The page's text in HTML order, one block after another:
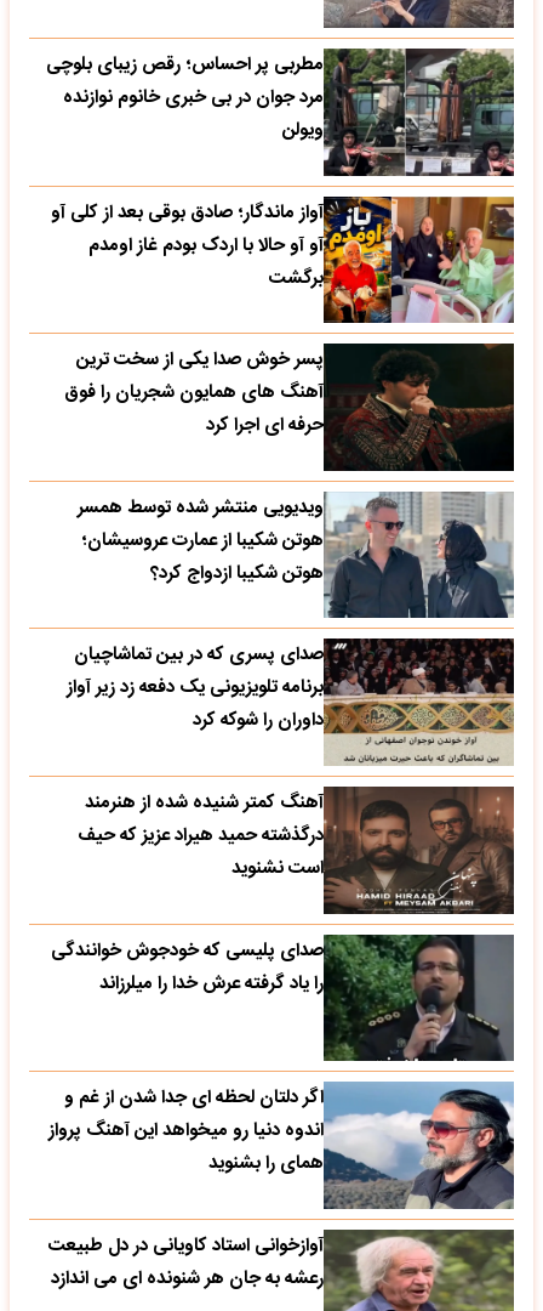
مطربی پر احساس؛ رقص زیبای بلوچی
مرد جوان در بی خبری خانوم نوازنده
ویولن
آواز ماندگار؛ صادق بوقی بعد از کلی آو
آو آو حالا با اردک بودم غاز اومدم
برگشت
پسر خوش صدا یکی از سخت ترین
آهنگ های همایون شجریان را فوق
حرفه ای اجرا کرد
ویدیویی منتشر شده توسط همسر
هوتن شکیبا از عمارت عروسیشان؛
هوتن شکیبا ازدواج کرد؟
صدای پسری که در بین تماشاچیان
برنامه تلویزیونی یک دفعه زد زیر آواز
داوران را شوکه کرد
آهنگ کمتر شنیده شده از هنرمند
درگذشته حمید هیراد عزیز که حیف
است نشنوید
صدای پلیسی که خودجوش خوانندگی
را یاد گرفته عرش خدا را میلرزاند
اگر دلتان لحظه ای جدا شدن از غم و
اندوه دنیا رو میخواهد این آهنگ پرواز
همای را بشنوید
آوازخوانی استاد کاویانی در دل طبیعت
رعشه به جان هر شنونده ای می اندازد